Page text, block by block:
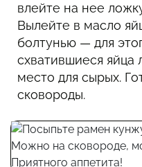
влейте на нее
Вылейте в масло
болтунью — для
схватившиеся яйца
место для сырых.
сковороды.